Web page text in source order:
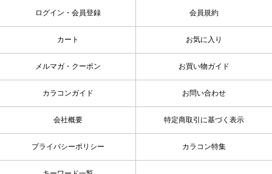
ログイン・会員登録 会員規約
カート お気に入り
メルマガ・クーポン お買い物ガイド
カラコンガイド お問い合わせ
会社概要 特定商取引に基づく表示
プライバシーポリシー カラコン特集